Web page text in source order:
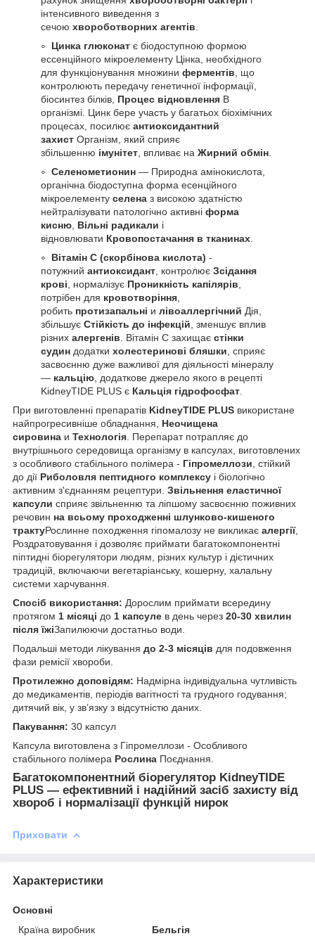
інтенсивного виведення з
сечою хвороботворних агентів
Цинка глюконат є біодоступною формою
ессенційного мікроелементу Цінка, необхідного
для функціонування множини ферментів , що
контролюють передачу генетичної інформації,
біосинтез білків, Процес відновлення В
організмі. Цинк бере участь у багатьох біохімічних
процесах, посилює антиоксидантний
захист Організм, який сприяє
збільшенню імунітет , впливає на Жирний обмін
Селенометионин — Природна амінокислота,
органічна біодоступна форма есенційного
мікроелементу селена з високою здатністю
нейтралізувати патологічно активні форма
кисню Вільні радикали і
відновлювати Кровопостачання в тканинах
Вітамін С (скорбінова кислота) -
потужний антиоксидант , контролює Зсідання
крові , нормалізує Проникність капілярів
потрібен для кровотворіння
робить протизапальні и лівоаллергічний Дія,
збільшує Стійкість до інфекцій , зменшує вплив
різних алергенів . Вітамін С захищає стінки
судин додатки холестеринові бляшки , сприяє
засвоєнню дуже важливої для діяльності мінералу
— кальцію , додаткове джерело якого в рецепті
KidneyTIDE PLUS є Кальція гідрофосфат
При виготовленні препаратів KidneyTIDE PLUS використане
найпрогресивніше обладнання, Неочищена
сировина и Технологія . Перепарат потрапляє до
внутрішнього середовища організму в капсулах, виготовлених
з особливого стабільного полімера - Гіпромеллози , стійкий
до дії Риболовля пептидного комплексу і біологічно
активним з'єднанням рецептури. Звільнення еластичної
капсули сприяє звільненню та ліпшому засвоєнню поживних
речовин на всьому проходженні шлунково-кишеного
трактуРослинне походження гіпомалозу не викликає алергії,
Роздратовування і дозволяє приймати багатокомпонентні
піптидні біорегулятори людям, різних культур і дієтичних
традицій, включаючи вегетаріанську, кошерну, халальну
системи харчування.
Спосіб використання: Дорослим приймати всередину
протягом 1 місяці до 1 капсуле в день через 20-30 хвилин
після їжіЗапилюючи достатньо води.
Подальші методи лікування до 2-3 місяців для подовження
фази ремісії хвороби.
Протилежно доповідям: Надмірна індивідуальна чутливість
до медикаментів, періодів вагітності та грудного годування;
дитячий вік, у зв’язку з відсутністю даних.
Пакування: 30 капсул
Капсула виготовлена з Гіпромеллози - Особливого
стабільного полімера Рослина Поєднання.
Багатокомпонентний біорегулятор KidneyTIDE
PLUS — ефективний і надійний засіб захисту від
хвороб і нормалізації функцій нирок
Приховати
Характеристики
Основні
Країна виробник
Бельгія